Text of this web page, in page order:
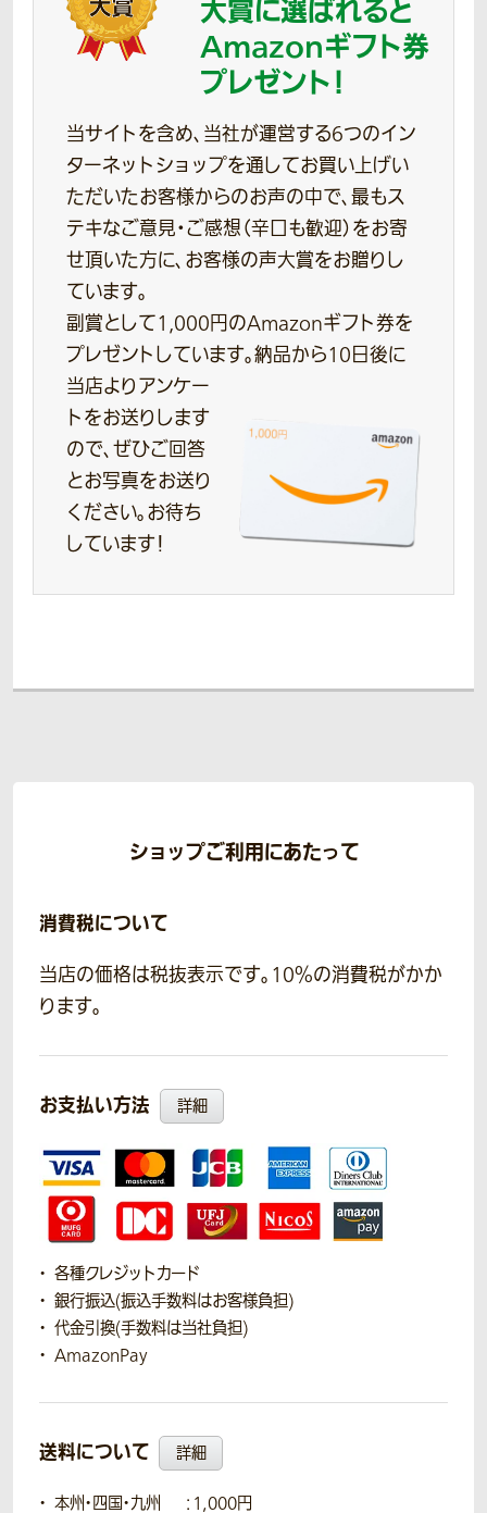
大賞に選ばれると
Amazonギフト券
プレゼント！
当サイトを含め、当社が運営する6つのイン
ターネットショップを通してお買い上げい
ただいたお客様からのお声の中で、最もス
テキなご意見・ご感想（辛口も歓迎）をお寄
せ頂いた方に、お客様の声大賞をお贈りし
ています。
副賞として1,000円のAmazonギフト券を
プレゼントしています。納品から10日後に
当店よりアンケー
トをお送りします
ので、ぜひご回答
とお写真をお送り
ください。お待ち
しています！
ショップご利用にあたって
消費税について
当店の価格は税抜表示です。10％の消費税がかか
ります。
お支払い方法 詳細
各種クレジットカード
銀行振込(振込手数料はお客様負担)
代金引換(手数料は当社負担)
AmazonPay
送料について 詳細
本州・四国・九州 ：1,000円